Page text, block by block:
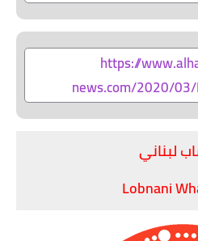
https://
news.com/2020/
لبناني
Lobnani